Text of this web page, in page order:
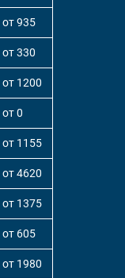
от 935
от 330
от 1200
от 0
от 1155
от 4620
от 1375
от 605
от 1980